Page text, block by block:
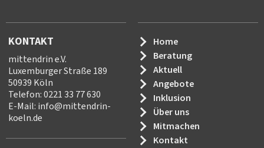
KONTAKT
mittendrin e.V.
Luxemburger Straße 189
50939 Köln
Telefon: 0221 33 77 630
E-Mail: info@mittendrin-
koeln.de
Home
Beratung
Aktuell
Angebote
Inklusion
Über uns
Mitmachen
Kontakt